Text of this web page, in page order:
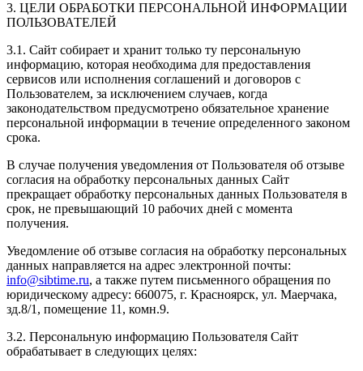
3. ЦЕЛИ ОБРАБОТКИ ПЕРСОНАЛЬНОЙ ИНФОРМАЦИИ
ПОЛЬЗОВАТЕЛЕЙ
3.1. Сайт собирает и хранит только ту персональную
информацию, которая необходима для предоставления
сервисов или исполнения соглашений и договоров с
Пользователем, за исключением случаев, когда
законодательством предусмотрено обязательное хранение
персональной информации в течение определенного законом
срока.
В случае получения уведомления от Пользователя об отзыве
согласия на обработку персональных данных Сайт
прекращает обработку персональных данных Пользователя в
срок, не превышающий 10 рабочих дней с момента
получения.
Уведомление об отзыве согласия на обработку персональных
данных направляется на адрес электронной почты:
info@sibtime.ru, а также путем письменного обращения по
юридическому адресу: 660075, г. Красноярск, ул. Маерчака,
зд.8/1, помещение 11, комн.9.
3.2. Персональную информацию Пользователя Сайт
обрабатывает в следующих целях: